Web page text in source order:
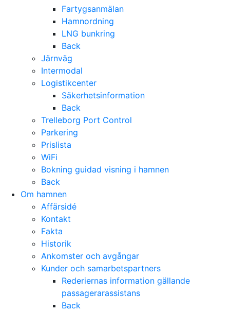
Fartygsanmälan
Hamnordning
LNG bunkring
Back
Järnväg
Intermodal
Logistikcenter
Säkerhetsinformation
Back
Trelleborg Port Control
Parkering
Prislista
WiFi
Bokning guidad visning i hamnen
Back
Om hamnen
Affärsidé
Kontakt
Fakta
Historik
Ankomster och avgångar
Kunder och samarbetspartners
Rederiernas information gällande
passagerarassistans
Back